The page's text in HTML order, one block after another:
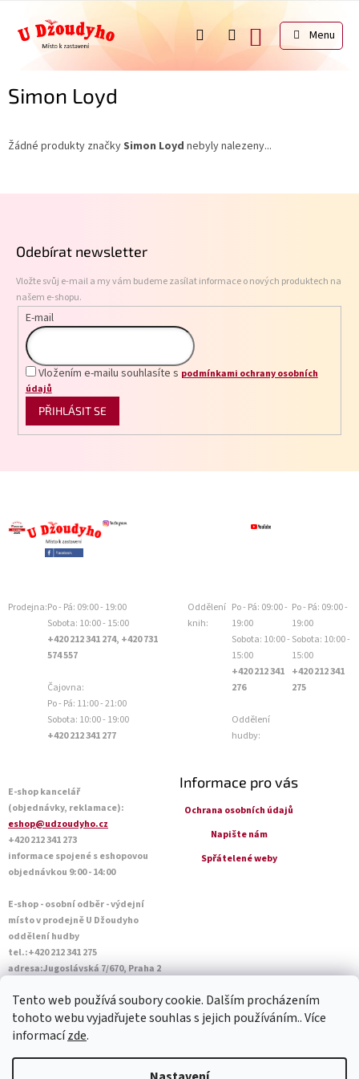
Tento web používá soubory cookie. Dalším procházením
tohoto webu vyjadřujete souhlas s jejich používáním.. Více
informacízde.
obsah
NÁKUPNÍ
KOŠÍK
Simon Loyd
Žádné produkty značkySimon Loyd nebyly nalezeny...
Odebírat newsletter
Vložte svůj e-mail a my vám budeme zasílat informace o nových produktech na
našem e-shopu.
E-mail
Vložením e-mailu souhlasíte s podmínkami ochrany osobních
údajů
PŘIHLÁSIT SE
Prodejna:Po - Pá: 09:00 - 19:00
Sobota: 10:00 - 15:00
+420 212 341 274, +420 731
574 557
Čajovna:
Po - Pá: 11:00 - 21:00
Sobota: 10:00 - 19:00
+420 212 341 277
Oddělení
knih:
Po - Pá: 09:00 -
19:00
Sobota: 10:00 -
15:00
+420 212 341
276
Oddělení
hudby:
Po - Pá: 09:00 -
19:00
Sobota: 10:00 -
15:00
+420 212 341
275
E-shop kancelář
(objednávky, reklamace):
eshop@udzoudyho.cz
+420 212 341 273
informace spojené s eshopovou
objednávkou 9:00 - 14:00
E-shop - osobní odběr - výdejní
místo v prodejně U Džoudyho
oddělení hudby
tel.:+420 212 341 275
adresa:Jugoslávská 7/670, Praha 2
Sobota: 10:00 - 14:45
Informace pro vás
Ochrana osobních údajů
Napište nám
Spřátelené weby